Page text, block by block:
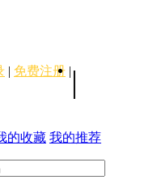
| 免费注册 | |
的收藏 我的推荐